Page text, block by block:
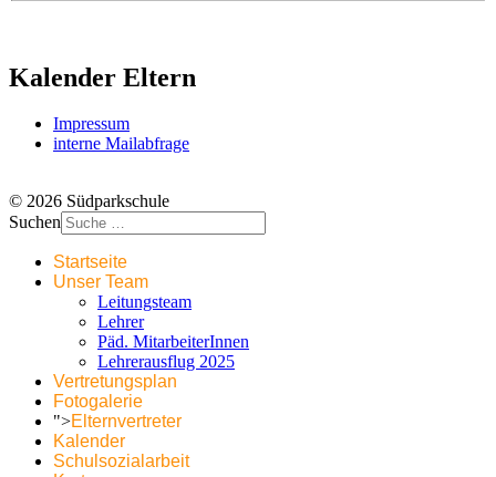
Kalender Eltern
Impressum
interne Mailabfrage
© 2026 Südparkschule
Suchen
Startseite
Unser Team
Leitungsteam
Lehrer
Päd. MitarbeiterInnen
Lehrerausflug 2025
Vertretungsplan
Fotogalerie
">Elternvertreter
Kalender
Schulsozialarbeit